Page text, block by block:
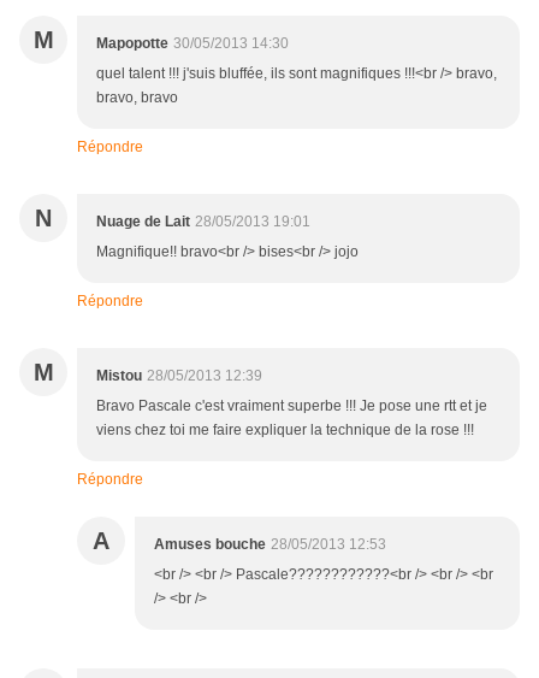
M Mapopotte 30/05/2013 14:30
quel talent !!! j'suis bluffée, ils sont magnifiques !!!<br /> bravo,
bravo, bravo
Répondre
N Nuage de Lait 28/05/2013 19:01
Magnifique!! bravo<br /> bises<br /> jojo
Répondre
M Mistou 28/05/2013 12:39
Bravo Pascale c'est vraiment superbe !!! Je pose une rtt et je
viens chez toi me faire expliquer la technique de la rose !!!
Répondre
A Amuses bouche 28/05/2013 12:53
<br /> <br /> Pascale????????????<br /> <br /> <br
/> <br />